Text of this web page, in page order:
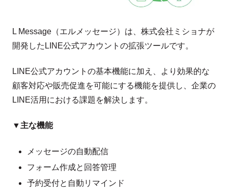
L Message（エルメッセージ）は、株式会社ミショナが
開発したLINE公式アカウントの拡張ツールです。
LINE公式アカウントの基本機能に加え、より効果的な
顧客対応や販売促進を可能にする機能を提供し、企業の
LINE活用における課題を解決します。
▼主な機能
メッセージの自動配信
フォーム作成と回答管理
予約受付と自動リマインド